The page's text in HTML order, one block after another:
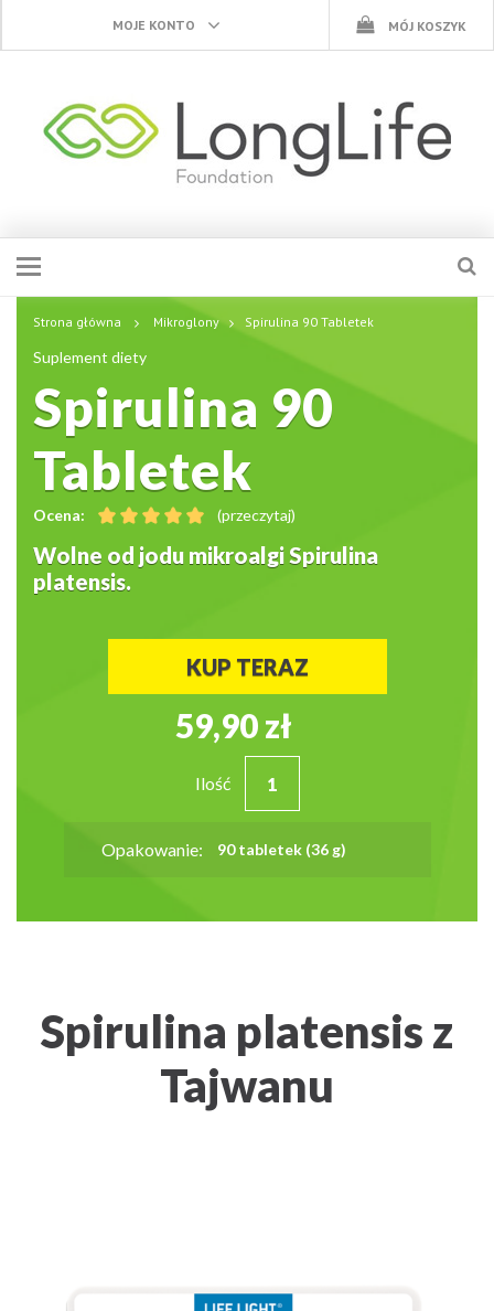
MOJE KONTO MÓJ KOSZYK
Strona główna Mikroglony Spirulina 90 Tabletek
Suplement diety
Spirulina 90
Tabletek
Ocena: (przeczytaj)
Wolne od jodu mikroalgi Spirulina
platensis.
KUP TERAZ
59,90 zł
Ilość
Opakowanie: 90 tabletek (36 g)
Spirulina platensis z
Tajwanu